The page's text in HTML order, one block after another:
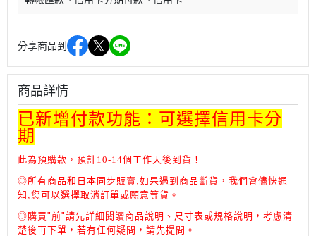
分享商品到
商品詳情
已新增付款功能：可選擇信用卡分
期
此為預購款，預計10-14個工作天後到貨！
◎所有商品和日本同步販賣,如果遇到商品斷貨，我們會儘快通
知,您可以選擇取消訂單或願意等貨。
◎購買"前"請先詳細閱讀商品說明、尺寸表或規格說明，考慮清
楚後再下單， 若有任何疑問，請先提問。